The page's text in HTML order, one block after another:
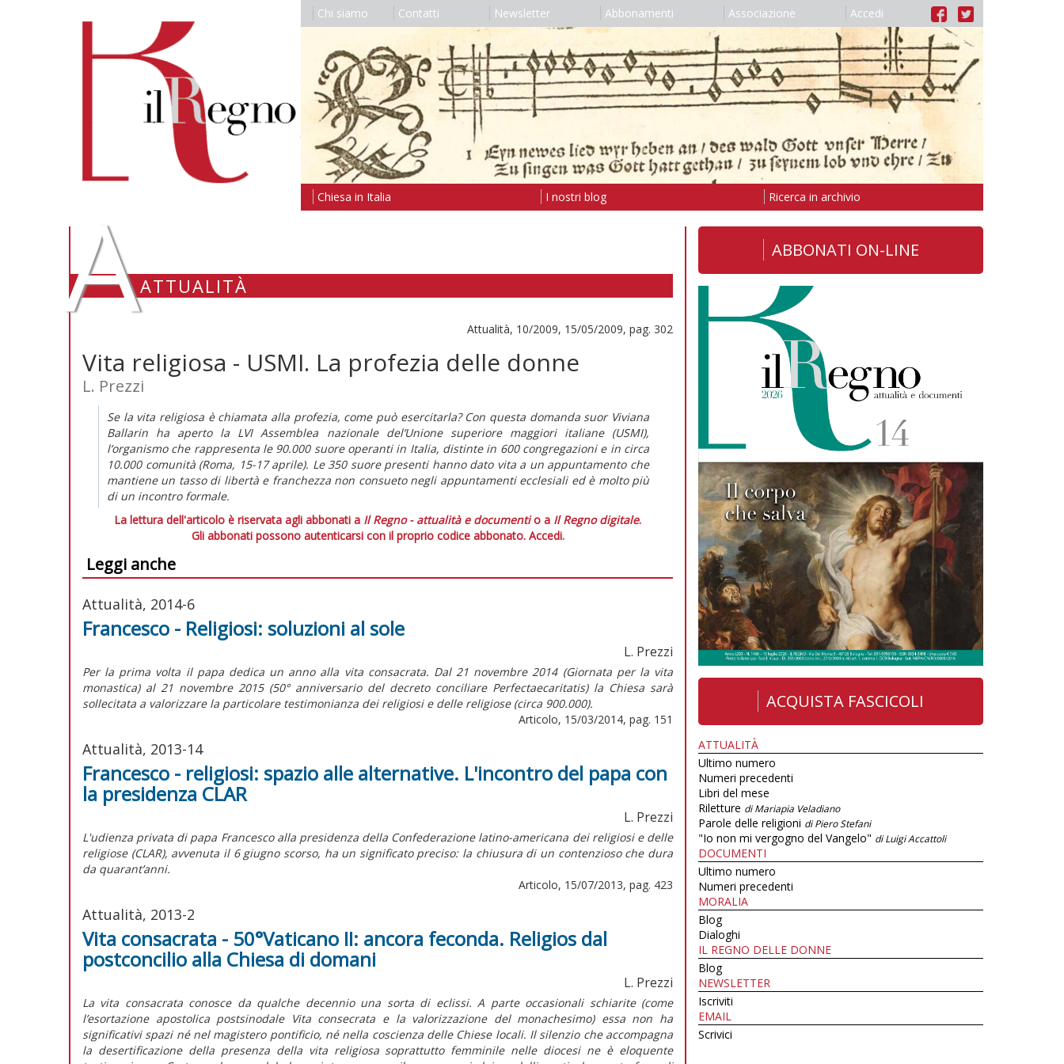
Chi siamo Contatti Newsletter Abbonamenti Associazione Accedi
Chiesa in Italia I nostri blog Ricerca in archivio
AATTUALITÀ
Attualità, 10/2009, 15/05/2009, pag. 302
Vita religiosa - USMI. La profezia delle donne
L. Prezzi
Se la vita religiosa è chiamata alla profezia, come può esercitarla? Con questa domanda suor Viviana
Ballarin ha aperto la LVI Assemblea nazionale del’Unione superiore maggiori italiane (USMI),
l’organismo che rappresenta le 90.000 suore operanti in Italia, distinte in 600 congregazioni e in circa
10.000 comunità (Roma, 15-17 aprile). Le 350 suore presenti hanno dato vita a un appuntamento che
mantiene un tasso di libertà e franchezza non consueto negli appuntamenti ecclesiali ed è molto più
di un incontro formale.
La lettura dell'articolo è riservata agli abbonati a Il Regno - attualità e documentio a Il Regno digitale.
Gli abbonati possono autenticarsi con il proprio codice abbonato. Accedi.
Leggi anche
Attualità, 2014-6
Francesco - Religiosi: soluzioni al sole
L. Prezzi
Per la prima volta il papa dedica un anno alla vita consacrata. Dal 21 novembre 2014 (Giornata per la vita
monastica) al 21 novembre 2015 (50° anniversario del decreto conciliare Perfectaecaritatis) la Chiesa sarà
sollecitata a valorizzare la particolare testimonianza dei religiosi e delle religiose (circa 900.000).
Articolo, 15/03/2014, pag. 151
Attualità, 2013-14
Francesco - religiosi: spazio alle alternative. L'incontro del papa con
la presidenza CLAR
L. Prezzi
L'udienza privata di papa Francesco alla presidenza della Confederazione latino-americana dei religiosi e delle
religiose (CLAR), avvenuta il 6 giugno scorso, ha un significato preciso: la chiusura di un contenzioso che dura
da quarant’anni.
Articolo, 15/07/2013, pag. 423
Attualità, 2013-2
Vita consacrata - 50°Vaticano II: ancora feconda. Religios dal
postconcilio alla Chiesa di domani
L. Prezzi
La vita consacrata conosce da qualche decennio una sorta di eclissi. A parte occasionali schiarite (come
l’esortazione apostolica postsinodale Vita consecrata e la valorizzazione del monachesimo) essa non ha
significativi spazi né nel magistero pontificio, né nella coscienza delle Chiese locali. Il silenzio che accompagna
la desertificazione della presenza della vita religiosa soprattutto femminile nelle diocesi ne è eloquente
ABBONATI ON-LINE
ACQUISTA FASCICOLI
ATTUALITÀ
Ultimo numero
Numeri precedenti
Libri del mese
Riletture di Mariapia Veladiano
Parole delle religioni di Piero Stefani
"Io non mi vergogno del Vangelo" di Luigi Accattoli
DOCUMENTI
Ultimo numero
Numeri precedenti
MORALIA
Blog
Dialoghi
IL REGNO DELLE DONNE
Blog
NEWSLETTER
Iscriviti
EMAIL
Scrivici